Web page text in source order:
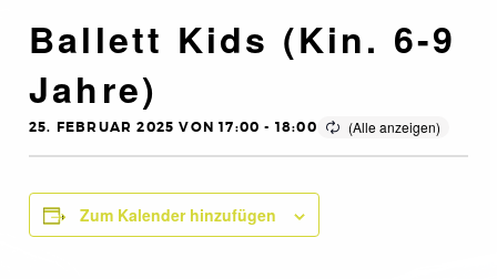
Ballett Kids (Kin. 6-9
Jahre)
25. FEBRUAR 2025 VON 17:00 - 18:00
Zum Kalender hinzufügen